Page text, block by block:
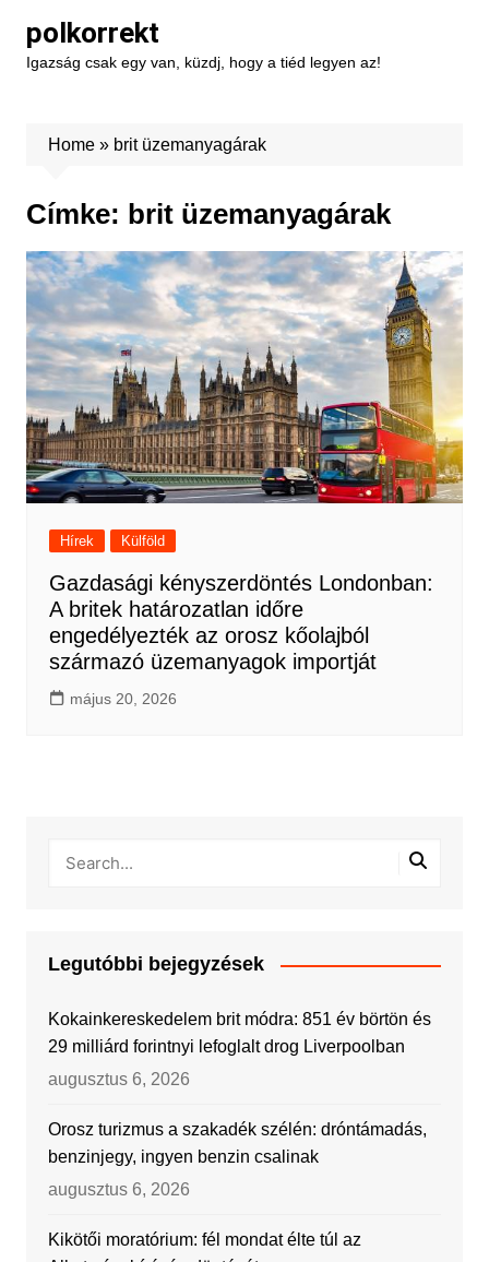
content
polkorrekt
Igazság csak egy van, küzdj, hogy a tiéd legyen az!
Home» brit üzemanyagárak
Címke: brit üzemanyagárak
Hírek Külföld
Gazdasági kényszerdöntés Londonban:
A britek határozatlan időre
engedélyezték az orosz kőolajból
származó üzemanyagok importját
május 20, 2026
Legutóbbi bejegyzések
Kokainkereskedelem brit módra: 851 év börtön és
29 milliárd forintnyi lefoglalt drog Liverpoolban
augusztus 6, 2026
Orosz turizmus a szakadék szélén: dróntámadás,
benzinjegy, ingyen benzin csalinak
augusztus 6, 2026
Kikötői moratórium: fél mondat élte túl az